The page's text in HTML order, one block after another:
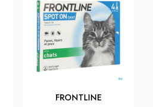
FRONTLINE